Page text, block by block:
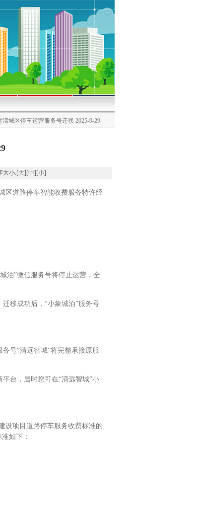
清城区停车运营服务号迁移 2025-9-29
大小:[大][中][小]
道路停车智能收费服务特许经
泊”微信服务号将停止运营，全
移成功后，“小象城泊”服务号
号“清远智城”将完整承接原服
台，届时您可在“清远智城”小
项目道路停车服务收费标准的
如下：